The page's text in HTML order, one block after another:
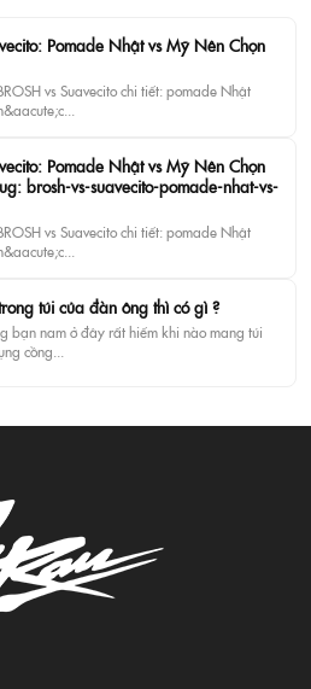
Pomade Nhật vs Mỹ Nên Chọn
vs Suavecito chi tiết: pomade Nhật
Pomade Nhật vs Mỹ Nên Chọn
brosh-vs-suavecito-pomade-nhat-vs-
vs Suavecito chi tiết: pomade Nhật
túi của đàn ông thì có gì ?
bạn nam ở đây rất hiếm khi nào mang túi
cồng...